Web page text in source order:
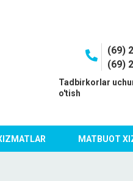
(69)
(69)
Tadbirkorlar
o'tish
MATBUOT